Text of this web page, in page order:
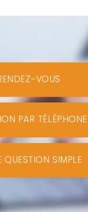
VOUS
PAR TÉLÉPHONE
QUESTION SIMPLE